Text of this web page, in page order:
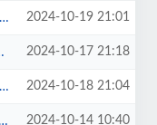
2024-10-19 21:01
2024-10-17 21:18
2024-10-18 21:04
2024-10-14 10:40